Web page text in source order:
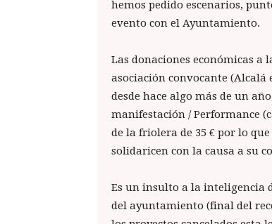
hemos pedido escenarios,
evento con el Ayuntamiento.
Las donaciones económicas a
asociación convocante
desde hace algo más de un
manifestación / Performance
de la friolera de 35 € por lo
solidaricen con la causa a su
Es un insulto a la inteligencia
del ayuntamiento (final del